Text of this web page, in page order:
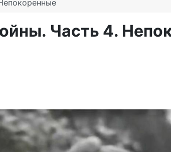
Часть 4.